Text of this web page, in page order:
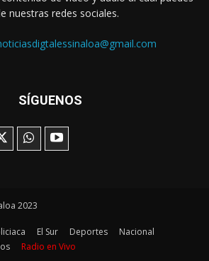
nuestras redes sociales.
SÍGUENOS
2023
El Sur Deportes
Nacional
Radio en Vivo